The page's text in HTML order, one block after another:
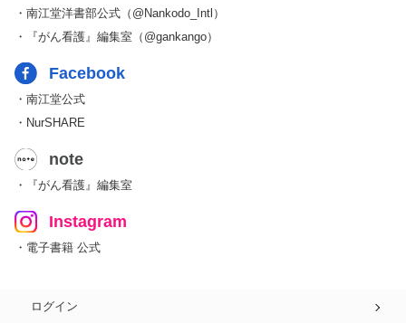
・南江堂洋書部公式（@Nankodo_Intl）
・『がん看護』編集室（@gankango）
Facebook
・南江堂公式
・NurSHARE
note
・『がん看護』編集室
Instagram
・電子書籍 公式
ログイン